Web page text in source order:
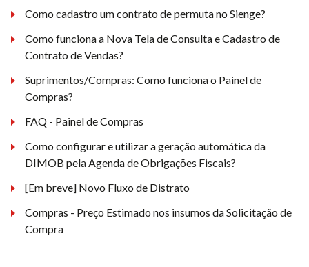
Como cadastro um contrato de permuta no Sienge?
Como funciona a Nova Tela de Consulta e Cadastro de
Contrato de Vendas?
Suprimentos/Compras: Como funciona o Painel de
Compras?
FAQ - Painel de Compras
Como configurar e utilizar a geração automática da
DIMOB pela Agenda de Obrigações Fiscais?
[Em breve] Novo Fluxo de Distrato
Compras - Preço Estimado nos insumos da Solicitação de
Compra